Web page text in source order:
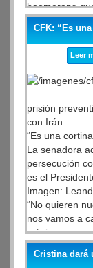
boomerang
un ex
procesamiento.
CFK: “Es
Leer
prisión
con Irán
“Es una
La senadora
persecución
es el
Imagen:
“No quieren
nos vamos a
máximo
para
ex presidenta
Cristina dará